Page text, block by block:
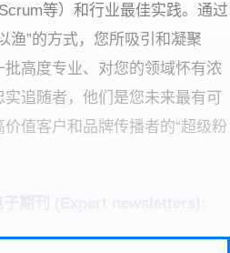
等）和行业最佳实践。通过
渔”的方式，您所吸引和凝聚
批高度专业、对您的领域怀有浓
实追随者，他们是您未来最有可
价值客户和品牌传播者的“超级粉